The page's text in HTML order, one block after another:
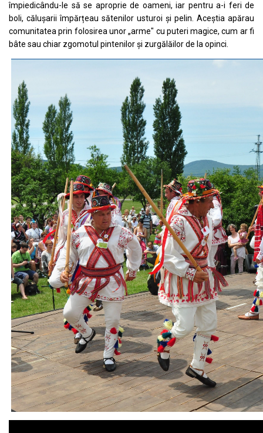
împiedicându-le să se aproprie de oameni, iar pentru a-i feri de
boli, călușarii împărțeau sătenilor usturoi și pelin. Aceștia apărau
comunitatea prin folosirea unor „arme" cu puteri magice, cum ar fi
bâte sau chiar zgomotul pintenilor și zurgălăilor de la opinci.